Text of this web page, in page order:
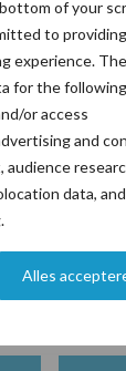
of your
to
experience. The
for the following
or access
and
data, and
Alles
grasgroei